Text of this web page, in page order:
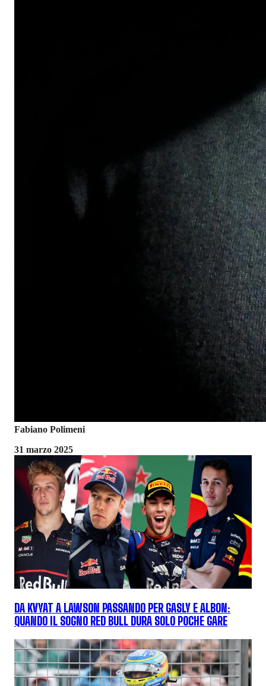
Fabiano Polimeni
31 marzo 2025
DA KVYAT A LAWSON PASSANDO PER GASLY E ALBON:
QUANDO IL SOGNO RED BULL DURA SOLO POCHE GARE